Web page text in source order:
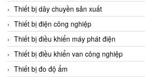
CEIA Vietnam
Celduc Vietnam
Cemb
Centec GmbH
CEQUBE
Thiết bị dây chuyền sản xuất
Thiết bị điện công nghiệp
Thiết bị điều khiển máy phát điện
Thiết bị điều khiển van công nghiệp
Thiết bị đo độ ẩm